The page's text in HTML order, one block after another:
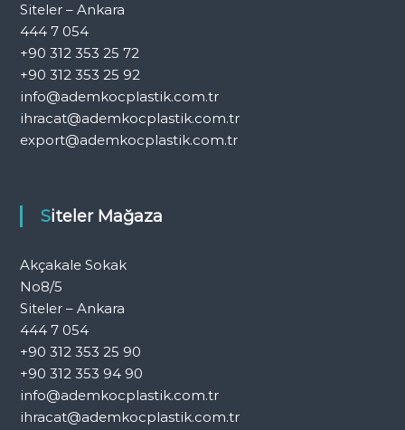
Siteler – Ankara
444 7 054
+90 312 353 25 72
+90 312 353 25 92
info@ademkocplastik.com.tr
ihracat@ademkocplastik.com.tr
export@ademkocplastik.com.tr
Siteler Mağaza
Akçakale Sokak
No8/5
Siteler – Ankara
444 7 054
+90 312 353 25 90
+90 312 353 94 90
info@ademkocplastik.com.tr
ihracat@ademkocplastik.com.tr